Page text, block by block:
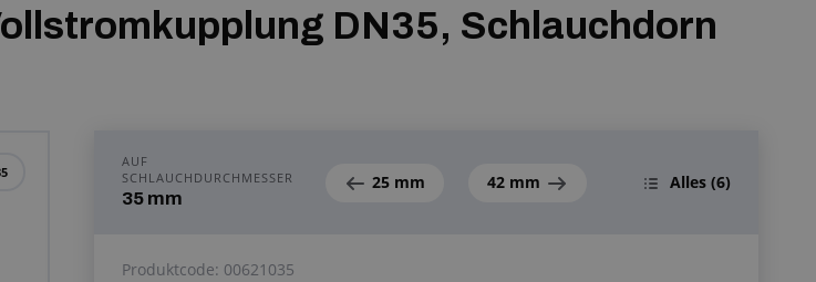
DN35, Schlauchdorn
AUF
SCHLAUCHDURCHMESSER
35 mm
25 mm 42 mm Alles (6)
Produktcode: 00621035